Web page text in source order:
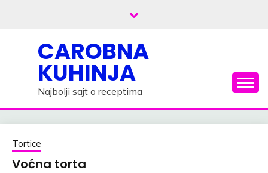
CAROBNA
KUHINJA
Najbolji sajt o receptima
Tortice
Voćna torta